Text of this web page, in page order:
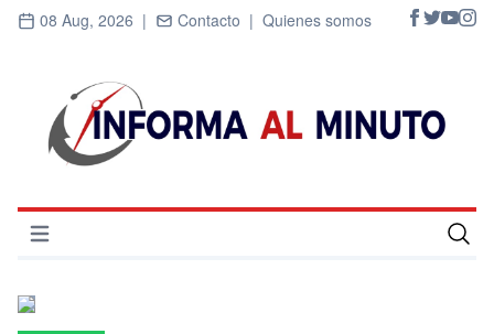
08 Aug, 2026 | Contacto | Quienes somos
Abrir menú